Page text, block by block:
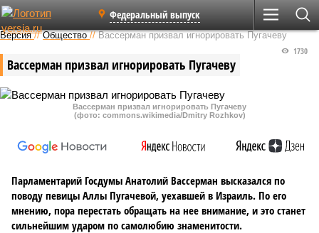
Федеральный выпуск
Версия //Общество //Вассерман призвал игнорировать Пугачеву
Вассерман призвал игнорировать Пугачеву
1730
Вассерман призвал игнорировать Пугачеву
(фото: commons.wikimedia/Dmitry Rozhkov)
Парламентарий Госдумы Анатолий Вассерман высказался по
поводу певицы Аллы Пугачевой, уехавшей в Израиль. По его
мнению, пора перестать обращать на нее внимание, и это станет
сильнейшим ударом по самолюбию знаменитости.